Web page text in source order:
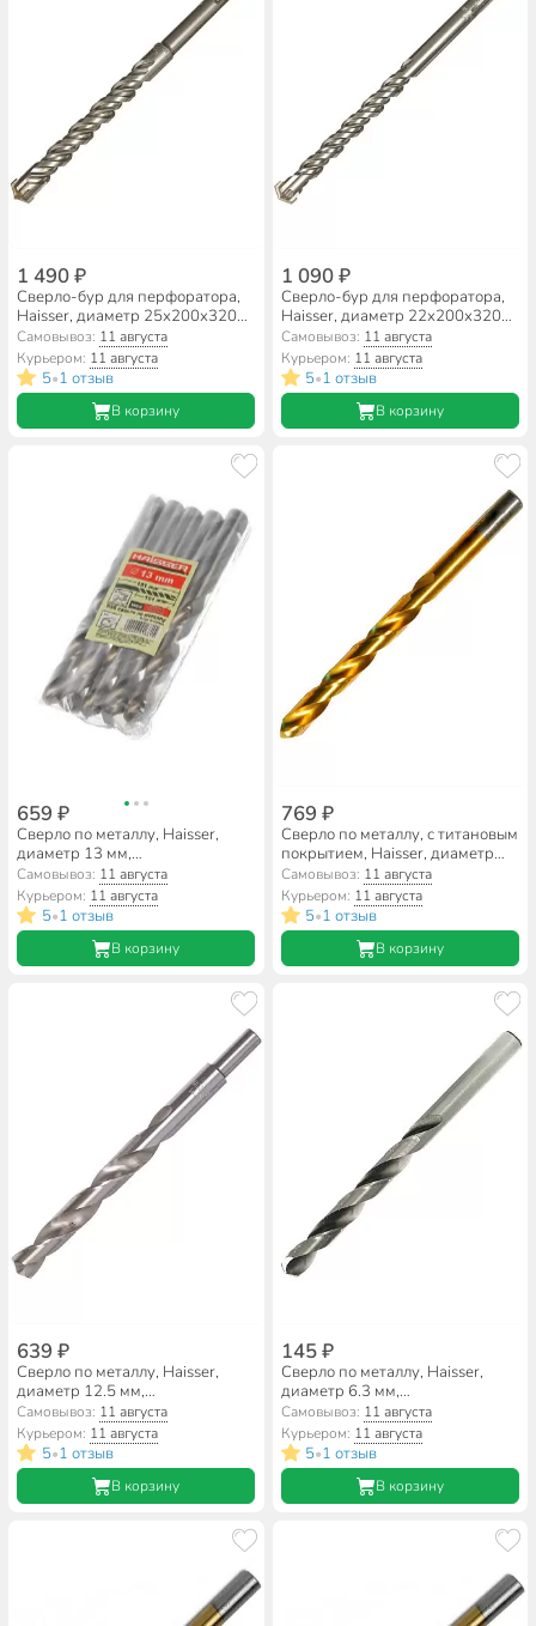
1 490 ₽
Сверло-бур для перфоратора,
Haisser, диаметр 25х200х320
мм, SDS-Max, HS108014
Самовывоз: 11 августа
Курьером: 11 августа
5•1 отзыв
В корзину
1 090 ₽
Сверло-бур для перфоратора,
Haisser, диаметр 22х200х320
мм, SDS-Max, HS108010
Самовывоз: 11 августа
Курьером: 11 августа
5•1 отзыв
В корзину
659 ₽
Сверло по металлу, Haisser,
диаметр 13 мм,
цилиндрический хвостовик,
HS101026
Самовывоз: 11 августа
Курьером: 11 августа
5•1 отзыв
В корзину
769 ₽
Сверло по металлу, с титановым
покрытием, Haisser, диаметр
12.5 мм, цилиндрический
хвостовик, HS111048
Самовывоз: 11 августа
Курьером: 11 августа
5•1 отзыв
В корзину
639 ₽
Сверло по металлу, Haisser,
диаметр 12.5 мм,
цилиндрический хвостовик,
HS101038
Самовывоз: 11 августа
Курьером: 11 августа
5•1 отзыв
В корзину
145 ₽
Сверло по металлу, Haisser,
диаметр 6.3 мм,
цилиндрический хвостовик,
HS101047
Самовывоз: 11 августа
Курьером: 11 августа
5•1 отзыв
В корзину